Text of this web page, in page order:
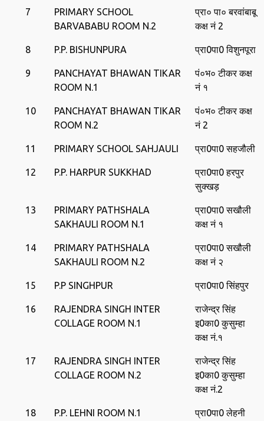
7
PRIMARY SCHOOL
BARVABABU ROOM N.2
प्रा० पा० बरवांबाबू
कक्ष नं 2
8 P.P. BISHUNPURA प्रा0पा0 विशुनपूरा
9
PANCHAYAT BHAWAN TIKAR
ROOM N.1
पं०भ० टीकर कक्ष
नं १
10
PANCHAYAT BHAWAN TIKAR
ROOM N.2
पं०भ० टीकर कक्ष
नं 2
11 PRIMARY SCHOOL SAHJAULI प्रा0पा0 सहजौली
12 P.P. HARPUR SUKKHAD
प्रा0पा0 हरपुर
सुक्‍खड़
13
PRIMARY PATHSHALA
SAKHAULI ROOM N.1
प्रा0पा0 सखौली
कक्ष नं १
14
PRIMARY PATHSHALA
SAKHAULI ROOM N.2
प्रा0पा0 सखौली
कक्ष नं २
15 P.P SINGHPUR प्रा0पा0 सिंहपुर
16
RAJENDRA SINGH INTER
COLLAGE ROOM N.1
राजेन्‍द्र सिंह
इ0का0 कुसुम्‍हा
कक्ष नं.१
17
RAJENDRA SINGH INTER
COLLAGE ROOM N.2
राजेन्‍द्र सिंह
इ0का0 कुसुम्‍हा
कक्ष नं.2
18 P.P. LEHNI ROOM N.1
प्रा0पा0 लेहनी